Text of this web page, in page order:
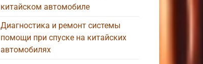
китайском автомобиле
Диагностика и ремонт системы
помощи при спуске на китайских
автомобилях